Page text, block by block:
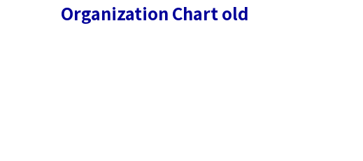
Organization Chart old